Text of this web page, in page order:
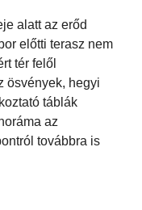
alatt az erőd
előtti terasz nem
tér felől
ösvények, hegyi
táblák
az
továbbra is